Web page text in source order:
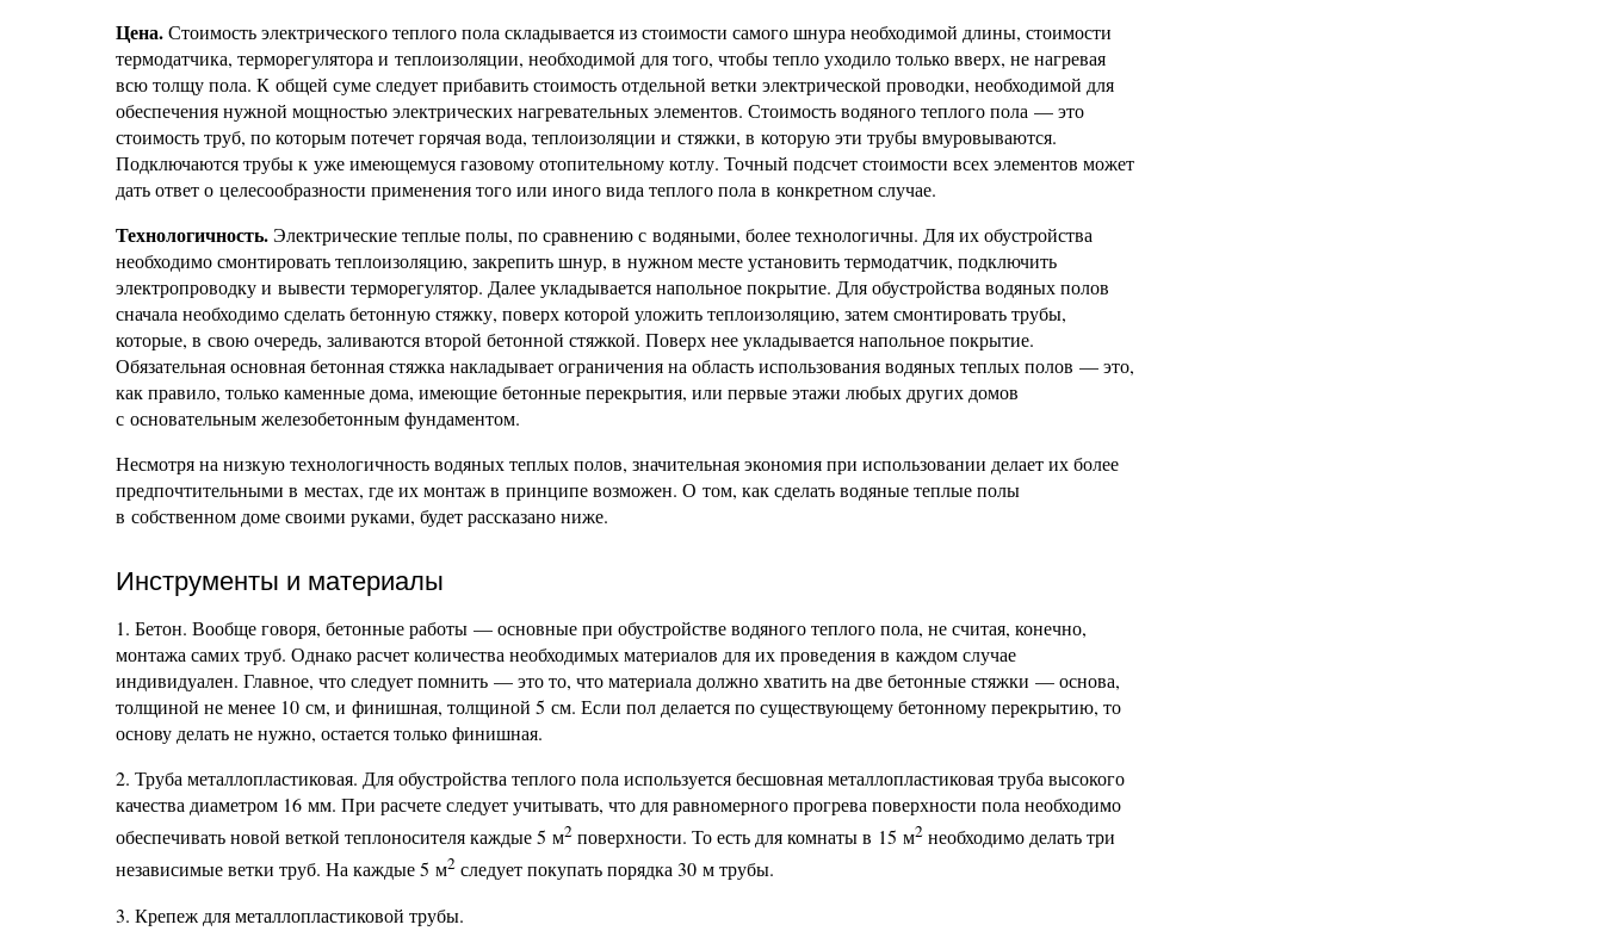
Цена.Стоимость электрического теплого пола складывается из стоимости самого шнура необходимой длины, стоимости
термодатчика, терморегулятора и теплоизоляции, необходимой для того, чтобы тепло уходило только вверх, не нагревая
всю толщу пола. К общей суме следует прибавить стоимость отдельной ветки электрической проводки, необходимой для
обеспечения нужной мощностью электрических нагревательных элементов. Стоимость водяного теплого пола — это
стоимость труб, по которым потечет горячая вода, теплоизоляции и стяжки, в которую эти трубы вмуровываются.
Подключаются трубы к уже имеющемуся газовому отопительному котлу. Точный подсчет стоимости всех элементов может
дать ответ о целесообразности применения того или иного вида теплого пола в конкретном случае.
Технологичность.Электрические теплые полы, по сравнению с водяными, более технологичны. Для их обустройства
необходимо смонтировать теплоизоляцию, закрепить шнур, в нужном месте установить термодатчик, подключить
электропроводку и вывести терморегулятор. Далее укладывается напольное покрытие. Для обустройства водяных полов
сначала необходимо сделать бетонную стяжку, поверх которой уложить теплоизоляцию, затем смонтировать трубы,
которые, в свою очередь, заливаются второй бетонной стяжкой. Поверх нее укладывается напольное покрытие.
Обязательная основная бетонная стяжка накладывает ограничения на область использования водяных теплых полов — это,
как правило, только каменные дома, имеющие бетонные перекрытия, или первые этажи любых других домов
с основательным железобетонным фундаментом.
Несмотря на низкую технологичность водяных теплых полов, значительная экономия при использовании делает их более
предпочтительными в местах, где их монтаж в принципе возможен. О том, как сделать водяные теплые полы
в собственном доме своими руками, будет рассказано ниже.
Инструменты и материалы
1. Бетон. Вообще говоря, бетонные работы — основные при обустройстве водяного теплого пола, не считая, конечно,
монтажа самих труб. Однако расчет количества необходимых материалов для их проведения в каждом случае
индивидуален. Главное, что следует помнить — это то, что материала должно хватить на две бетонные стяжки — основа,
толщиной не менее 10 см, и финишная, толщиной 5 см. Если пол делается по существующему бетонному перекрытию, то
основу делать не нужно, остается только финишная.
2. Труба металлопластиковая. Для обустройства теплого пола используется бесшовная металлопластиковая труба высокого
качества диаметром 16 мм. При расчете следует учитывать, что для равномерного прогрева поверхности пола необходимо
обеспечивать новой веткой теплоносителя каждые 5 м2 поверхности. То есть для комнаты в 15 м2 необходимо делать три
независимые ветки труб. На каждые 5 м2 следует покупать порядка 30 м трубы.
3. Крепеж для металлопластиковой трубы.